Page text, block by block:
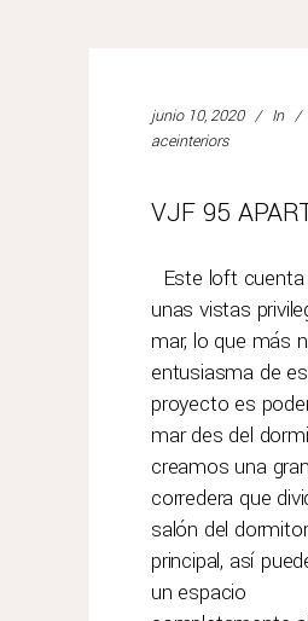
junio 10, 2020 In
aceinteriors
VJF 95
Este loft
unas vistas
mar, lo que más
entusiasma de
proyecto es
mar des del
creamos una
corredera que
salón del
principal, así
un espacio